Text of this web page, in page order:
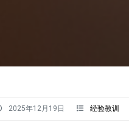
2025年12月19日 经验教训